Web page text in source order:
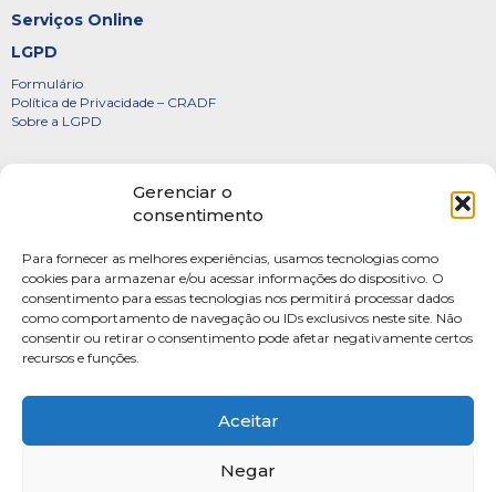
Gerenciar o
consentimento
Para fornecer as melhores experiências, usamos tecnologias como
cookies para armazenar e/ou acessar informações do dispositivo. O
consentimento para essas tecnologias nos permitirá processar dados
como comportamento de navegação ou IDs exclusivos neste site. Não
consentir ou retirar o consentimento pode afetar negativamente certos
recursos e funções.
Aceitar
Negar
Serviços Online
LGPD
Formulário
Política de Privacidade – CRADF
Sobre a LGPD
Diretoria
FOTOS
Webmail
Artigos
Escritores do Sistema